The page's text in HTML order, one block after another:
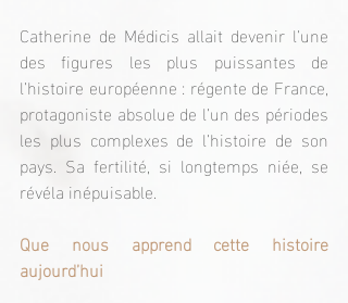
Catherine de Médicis allait devenir l’une
des figures les plus puissantes de
l’histoire européenne : régente de France,
protagoniste absolue de l’un des périodes
les plus complexes de l’histoire de son
pays. Sa fertilité, si longtemps niée, se
révéla inépuisable.
Que nous apprend cette histoire
aujourd’hui